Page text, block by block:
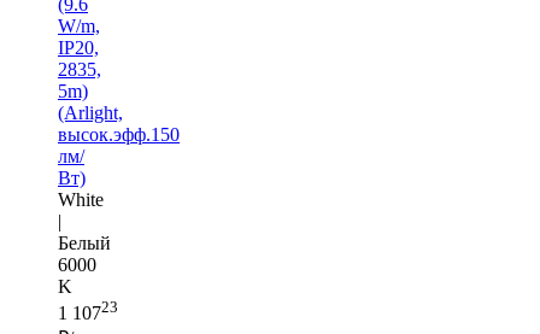
W/m,
IP20,
2835,
5m)
(Arlight,
высок.эфф.150
лм/
Вт)
White
|
Белый
6000
K
1 10723